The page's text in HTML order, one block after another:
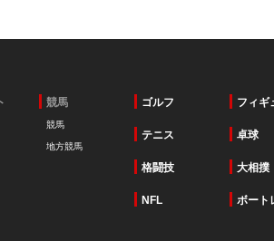
競馬
競馬
地方競馬
ゴルフ フィギ
テニス 卓球
格闘技 大相撲
NFL ボート